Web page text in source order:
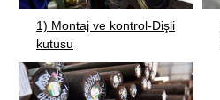
1) Montaj ve kontrol-Dişli
kutusu